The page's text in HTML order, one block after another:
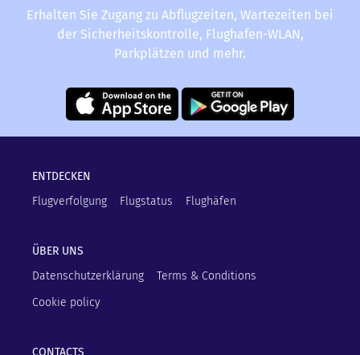
Erhalten Sie Zugang zu Abflugzeiten, Wartezeiten bei
der Sicherheitskontrolle, Flughafen-WLAN,
Parkplätzen und mehr.
ENTDECKEN
Flugverfolgung
Flugstatus Flughäfen
ÜBER UNS
Datenschutzerklärung
Terms & Conditions
Cookie policy